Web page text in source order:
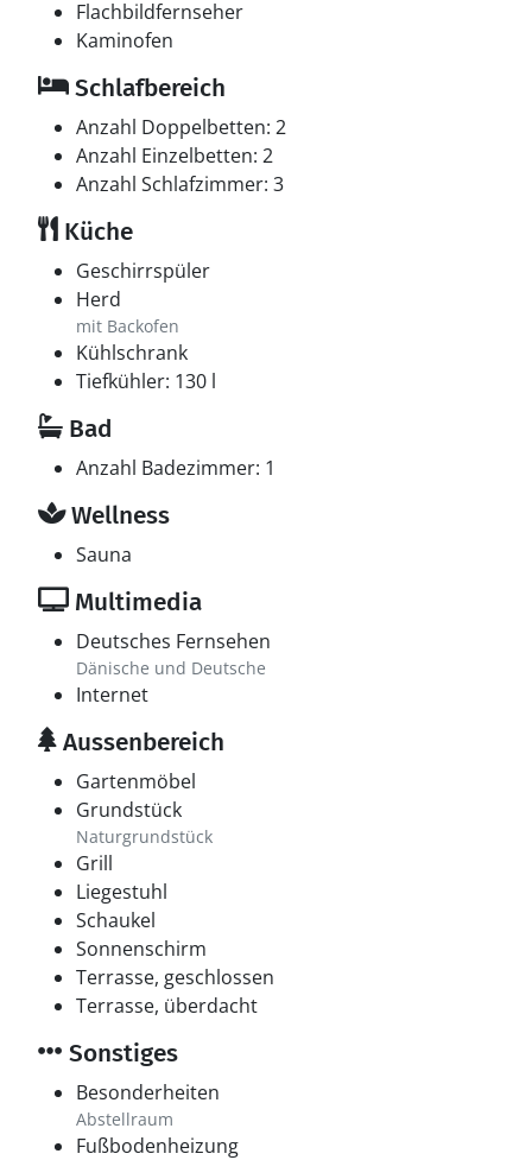
Flachbildfernseher
Kaminofen
Schlafbereich
Anzahl Doppelbetten: 2
Anzahl Einzelbetten: 2
Anzahl Schlafzimmer: 3
Küche
Geschirrspüler
Herd
mit Backofen
Kühlschrank
Tiefkühler: 130 l
Bad
Anzahl Badezimmer: 1
Wellness
Sauna
Multimedia
Deutsches Fernsehen
Dänische und Deutsche
Internet
Aussenbereich
Gartenmöbel
Grundstück
Naturgrundstück
Grill
Liegestuhl
Schaukel
Sonnenschirm
Terrasse, geschlossen
Terrasse, überdacht
Sonstiges
Besonderheiten
Abstellraum
Fußbodenheizung